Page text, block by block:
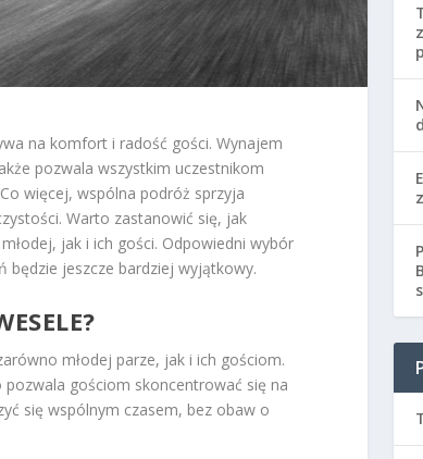
na komfort i radość gości. Wynajem
pozwala wszystkim uczestnikom
więcej, wspólna podróż sprzyja
Warto zastanowić się, jak
jak i ich gości. Odpowiedni wybór
będzie jeszcze bardziej wyjątkowy.
młodej parze, jak i ich gościom.
pozwala gościom skoncentrować się na
się wspólnym czasem, bez obaw o